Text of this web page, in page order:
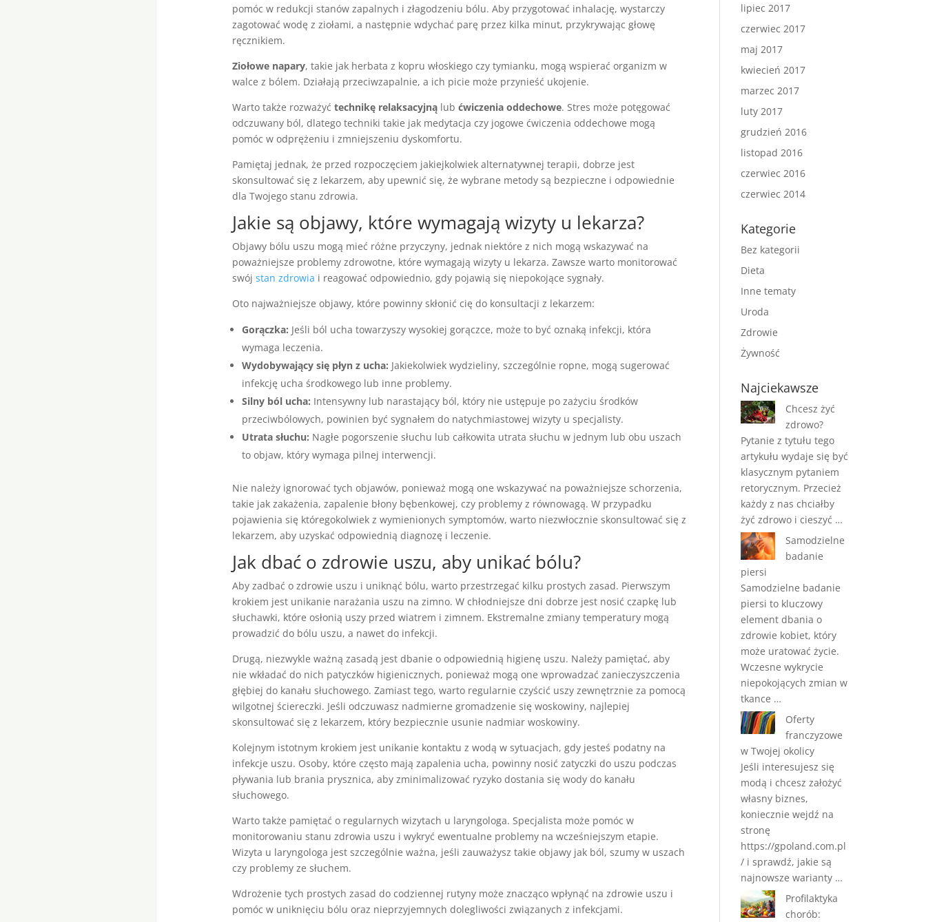
pomóc w redukcji stanów zapalnych i złagodzeniu bólu. Aby przygotować inhalację, wystarczy
zagotować wodę z ziołami, a następnie wdychać parę przez kilka minut, przykrywając głowę
ręcznikiem.
Ziołowe napary, takie jak herbata z kopru włoskiego czy tymianku, mogą wspierać organizm w
walce z bólem. Działają przeciwzapalnie, a ich picie może przynieść ukojenie.
Warto także rozważyć technikę relaksacyjnąlub ćwiczenia oddechowe. Stres może potęgować
odczuwany ból, dlatego techniki takie jak medytacja czy jogowe ćwiczenia oddechowe mogą
pomóc w odprężeniu i zmniejszeniu dyskomfortu.
Pamiętaj jednak, że przed rozpoczęciem jakiejkolwiek alternatywnej terapii, dobrze jest
skonsultować się z lekarzem, aby upewnić się, że wybrane metody są bezpieczne i odpowiednie
dla Twojego stanu zdrowia.
Jakie są objawy, które wymagają wizyty u lekarza?
Objawy bólu uszu mogą mieć różne przyczyny, jednak niektóre z nich mogą wskazywać na
poważniejsze problemy zdrowotne, które wymagają wizyty u lekarza. Zawsze warto monitorować
swój stan zdrowia i reagować odpowiednio, gdy pojawią się niepokojące sygnały.
Oto najważniejsze objawy, które powinny skłonić cię do konsultacji z lekarzem:
Gorączka: Jeśli ból ucha towarzyszy wysokiej gorączce, może to być oznaką infekcji, która
wymaga leczenia.
Wydobywający się płyn z ucha: Jakiekolwiek wydzieliny, szczególnie ropne, mogą sugerować
infekcję ucha środkowego lub inne problemy.
Silny ból ucha: Intensywny lub narastający ból, który nie ustępuje po zażyciu środków
przeciwbólowych, powinien być sygnałem do natychmiastowej wizyty u specjalisty.
Utrata słuchu: Nagłe pogorszenie słuchu lub całkowita utrata słuchu w jednym lub obu uszach
to objaw, który wymaga pilnej interwencji.
Nie należy ignorować tych objawów, ponieważ mogą one wskazywać na poważniejsze schorzenia,
takie jak zakażenia, zapalenie błony bębenkowej, czy problemy z równowagą. W przypadku
pojawienia się któregokolwiek z wymienionych symptomów, warto niezwłocznie skonsultować się z
lekarzem, aby uzyskać odpowiednią diagnozę i leczenie.
Jak dbać o zdrowie uszu, aby unikać bólu?
Aby zadbać o zdrowie uszu i uniknąć bólu, warto przestrzegać kilku prostych zasad. Pierwszym
krokiem jest unikanie narażania uszu na zimno. W chłodniejsze dni dobrze jest nosić czapkę lub
słuchawki, które osłonią uszy przed wiatrem i zimnem. Ekstremalne zmiany temperatury mogą
prowadzić do bólu uszu, a nawet do infekcji.
Drugą, niezwykle ważną zasadą jest dbanie o odpowiednią higienę uszu. Należy pamiętać, aby
nie wkładać do nich patyczków higienicznych, ponieważ mogą one wprowadzać zanieczyszczenia
głębiej do kanału słuchowego. Zamiast tego, warto regularnie czyścić uszy zewnętrznie za pomocą
wilgotnej ściereczki. Jeśli odczuwasz nadmierne gromadzenie się woskowiny, najlepiej
skonsultować się z lekarzem, który bezpiecznie usunie nadmiar woskowiny.
Kolejnym istotnym krokiem jest unikanie kontaktu z wodą w sytuacjach, gdy jesteś podatny na
infekcje uszu. Osoby, które często mają zapalenia ucha, powinny nosić zatyczki do uszu podczas
pływania lub brania prysznica, aby zminimalizować ryzyko dostania się wody do kanału
słuchowego.
Warto także pamiętać o regularnych wizytach u laryngologa. Specjalista może pomóc w
monitorowaniu stanu zdrowia uszu i wykryć ewentualne problemy na wcześniejszym etapie.
Wizyta u laryngologa jest szczególnie ważna, jeśli zauważysz takie objawy jak ból, szumy w uszach
czy problemy ze słuchem.
Wdrożenie tych prostych zasad do codziennej rutyny może znacząco wpłynąć na zdrowie uszu i
pomóc w uniknięciu bólu oraz nieprzyjemnych dolegliwości związanych z infekcjami.
lipiec 2017
czerwiec 2017
maj 2017
kwiecień 2017
marzec 2017
luty 2017
grudzień 2016
listopad 2016
czerwiec 2016
czerwiec 2014
Kategorie
Bez kategorii
Dieta
Inne tematy
Uroda
Zdrowie
Żywność
Najciekawsze
Chcesz żyć
zdrowo?
Pytanie z tytułu tego
artykułu wydaje się być
klasycznym pytaniem
retorycznym. Przecież
każdy z nas chciałby
żyć zdrowo i cieszyć …
Samodzielne
badanie
piersi
Samodzielne badanie
piersi to kluczowy
element dbania o
zdrowie kobiet, który
może uratować życie.
Wczesne wykrycie
niepokojących zmian w
tkance …
Oferty
franczyzowe
w Twojej okolicy
Jeśli interesujesz się
modą i chcesz założyć
własny biznes,
koniecznie wejdź na
stronę
https://gpoland.com.pl
/ i sprawdź, jakie są
najnowsze warianty …
Profilaktyka
chorób: